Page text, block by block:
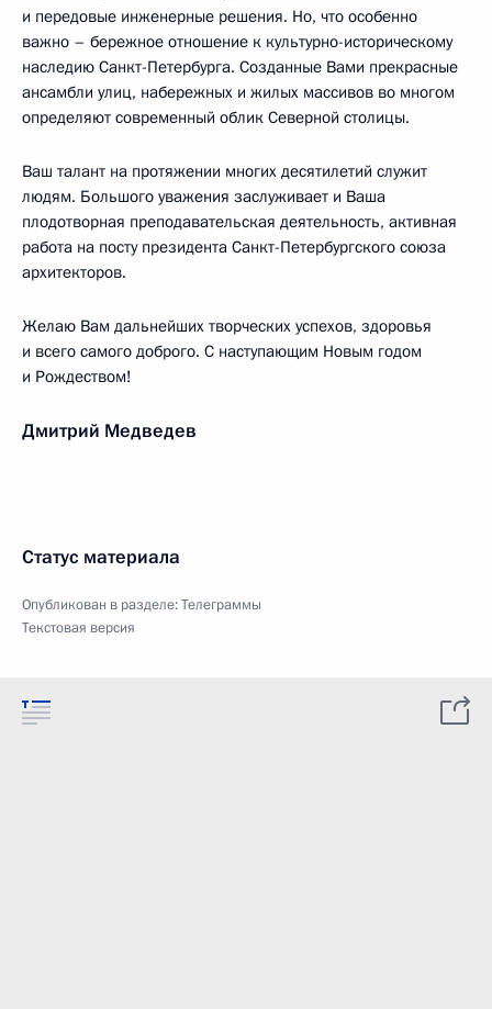
и передовые инженерные решения. Но, что особенно
важно – бережное отношение к культурно-историческому
наследию Санкт-Петербурга. Созданные Вами прекрасные
ансамбли улиц, набережных и жилых массивов во многом
определяют современный облик Северной столицы.
Ваш талант на протяжении многих десятилетий служит
людям. Большого уважения заслуживает и Ваша
плодотворная преподавательская деятельность, активная
работа на посту президента Санкт-Петербургского союза
архитекторов.
Желаю Вам дальнейших творческих успехов, здоровья
и всего самого доброго. С наступающим Новым годом
и Рождеством!
Дмитрий Медведев
Статус материала
Опубликован в разделе:Телеграммы
Текстовая версия